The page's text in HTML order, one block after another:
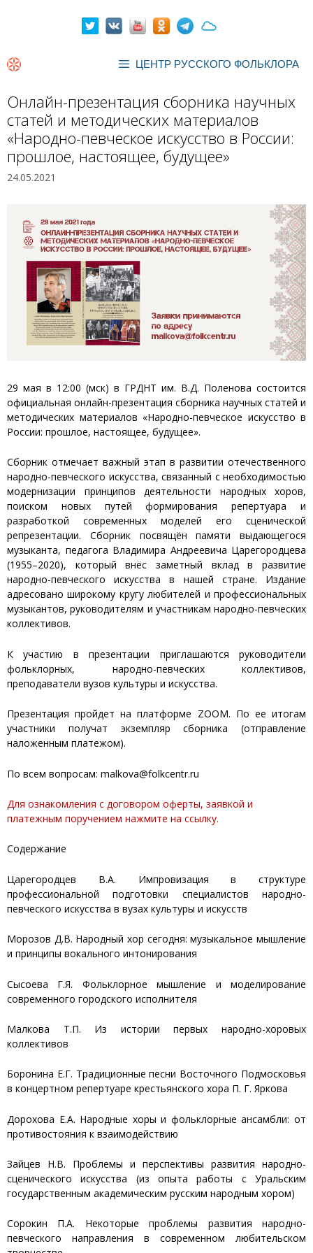
ЦЕНТР РУССКОГО ФОЛЬКЛОРА
Онлайн-презентация сборника научных
статей и методических материалов
«Народно-певческое искусство в России:
прошлое, настоящее, будущее»
24.05.2021
29 мая в 12:00 (мск) в ГРДНТ им. В.Д. Поленова состоится
официальная онлайн-презентация сборника научных статей и
методических материалов «Народно-певческое искусство в
России: прошлое, настоящее, будущее».
Сборник отмечает важный этап в развитии отечественного
народно-певческого искусства, связанный с необходимостью
модернизации принципов деятельности народных хоров,
поиском новых путей формирования репертуара и
разработкой современных моделей его сценической
репрезентации. Сборник посвящён памяти выдающегося
музыканта, педагога Владимира Андреевича Царегородцева
(1955–2020), который внёс заметный вклад в развитие
народно-певческого искусства в нашей стране. Издание
адресовано широкому кругу любителей и профессиональных
музыкантов, руководителям и участникам народно-певческих
коллективов.
К участию в презентации приглашаются руководители
фольклорных, народно-певческих коллективов,
преподаватели вузов культуры и искусства.
Презентация пройдет на платформе ZOOM. По ее итогам
участники получат экземпляр сборника (отправление
наложенным платежом).
По всем вопросам: malkova@folkcentr.ru
Для ознакомления с договором оферты, заявкой и
платежным поручением нажмите на ссылку.
Содержание
Царегородцев В.А. Импровизация в структуре
профессиональной подготовки специалистов народно-
певческого искусства в вузах культуры и искусств
Морозов Д.В. Народный хор сегодня: музыкальное мышление
и принципы вокального интонирования
Сысоева Г.Я. Фольклорное мышление и моделирование
современного городского исполнителя
Малкова Т.П. Из истории первых народно-хоровых
коллективов
Боронина Е.Г. Традиционные песни Восточного Подмосковья
в концертном репертуаре крестьянского хора П. Г. Яркова
Дорохова Е.А. Народные хоры и фольклорные ансамбли: от
противостояния к взаимодействию
Зайцев Н.В. Проблемы и перспективы развития народно-
сценического искусства (из опыта работы с Уральским
государственным академическим русским народным хором)
Сорокин П.А. Некоторые проблемы развития народно-
певческого направления в современном любительском